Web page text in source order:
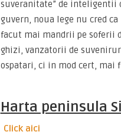
suveranitate” de inteligentii
guvern, noua lege nu cred ca
facut mai mandrii pe soferii
ghizi, vanzatorii de
ospatari, ci in mod cert, mai
Harta peninsula
Click aici